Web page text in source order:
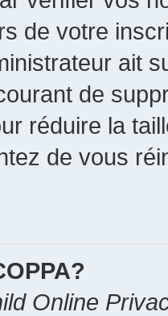
de votre
ait
de
réduire la
de vous
Online